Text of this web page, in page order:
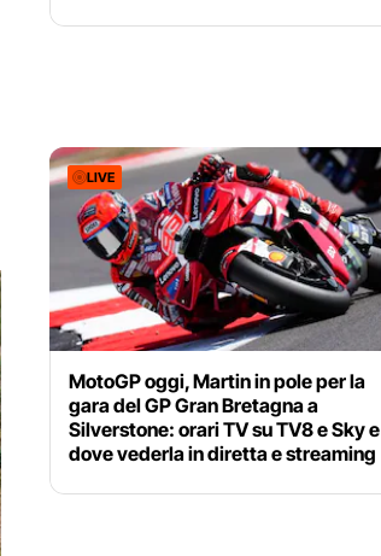
LIVE
MotoGP oggi, Martin in pole per la
gara del GP Gran Bretagna a
Silverstone: orari TV su TV8 e Sky e
dove vederla in diretta e streaming